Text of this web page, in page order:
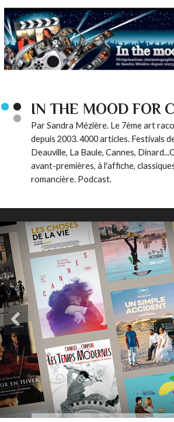
IN THE MOOD FOR
Par Sandra Mézière. Le 7ème art
depuis 2003. 4000 articles. Festivals
Deauville, La Baule, Cannes,
avant-premières, à l'affiche,
romancière. Podcast.